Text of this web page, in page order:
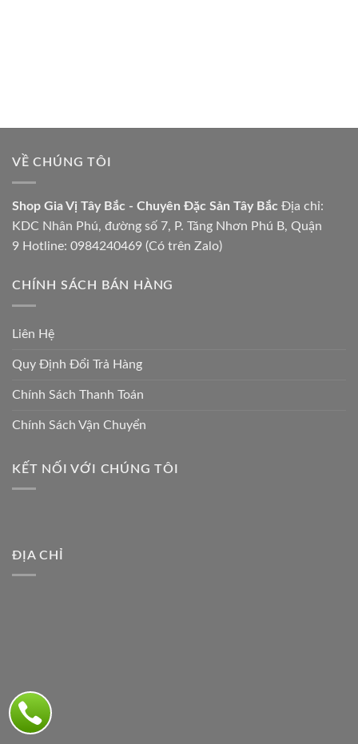
VỀ CHÚNG TÔI
Shop Gia Vị Tây Bắc - Chuyên Đặc Sản Tây Bắc Địa chỉ:
KDC Nhân Phú, đường số 7, P. Tăng Nhơn Phú B, Quận
9 Hotline: 0984240469 (Có trên Zalo)
CHÍNH SÁCH BÁN HÀNG
Liên Hệ
Quy Định Đổi Trả Hàng
Chính Sách Thanh Toán
Chính Sách Vận Chuyển
KẾT NỐI VỚI CHÚNG TÔI
ĐỊA CHỈ